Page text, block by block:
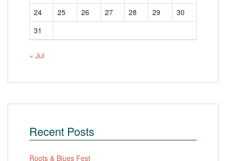
24
25 26 27 28 29
30
31
« Jul
Recent Posts
Roots & Blues Fest